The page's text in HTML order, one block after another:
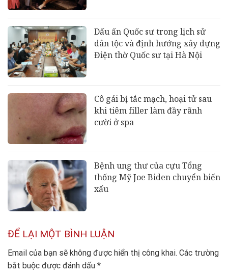
Dấu ấn Quốc sư trong lịch sử
dân tộc và định hướng xây dựng
Điện thờ Quốc sư tại Hà Nội
Cô gái bị tắc mạch, hoại tử sau
khi tiêm filler làm đầy rãnh
cười ở spa
Bệnh ung thư của cựu Tổng
thống Mỹ Joe Biden chuyển biến
xấu
ĐỂ LẠI MỘT BÌNH LUẬN
Email của bạn sẽ không được hiển thị công khai. Các trường
bắt buộc được đánh dấu *